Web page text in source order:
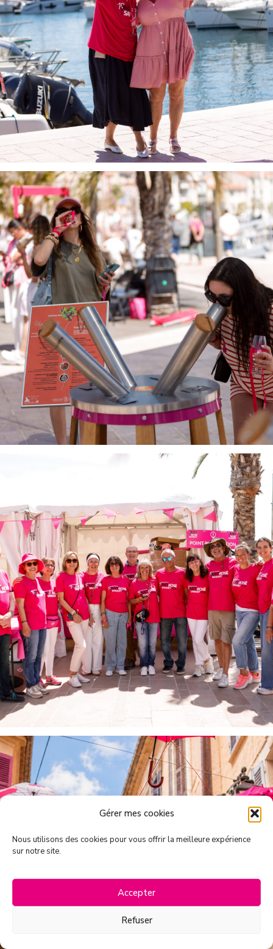
Gérer mes cookies
Nous utilisons des cookies pour vous offrir la meilleure expérience
sur notre site.
Accepter
Refuser